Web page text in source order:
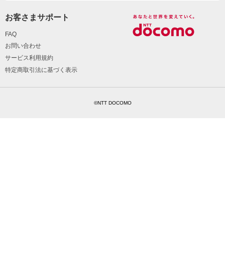
お客さまサポート
FAQ
お問い合わせ
サービス利用規約
特定商取引法に基づく表示
©NTT DOCOMO